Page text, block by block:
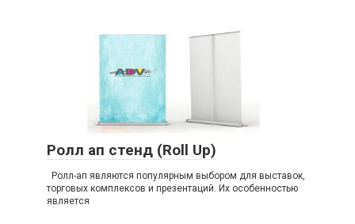
Ролл ап стенд (Roll Up)
Ролл-ап являются популярным выбором для выставок,
торговых комплексов и презентаций. Их особенностью
является